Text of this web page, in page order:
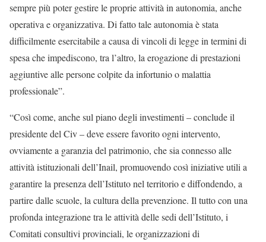
sempre più poter gestire le proprie attività in autonomia, anche
operativa e organizzativa. Di fatto tale autonomia è stata
difficilmente esercitabile a causa di vincoli di legge in termini di
spesa che impediscono, tra l’altro, la erogazione di prestazioni
aggiuntive alle persone colpite da infortunio o malattia
professionale”.
“Così come, anche sul piano degli investimenti – conclude il
presidente del Civ – deve essere favorito ogni intervento,
ovviamente a garanzia del patrimonio, che sia connesso alle
attività istituzionali dell’Inail, promuovendo così iniziative utili a
garantire la presenza dell’Istituto nel territorio e diffondendo, a
partire dalle scuole, la cultura della prevenzione. Il tutto con una
profonda integrazione tra le attività delle sedi dell’Istituto, i
Comitati consultivi provinciali, le organizzazioni di